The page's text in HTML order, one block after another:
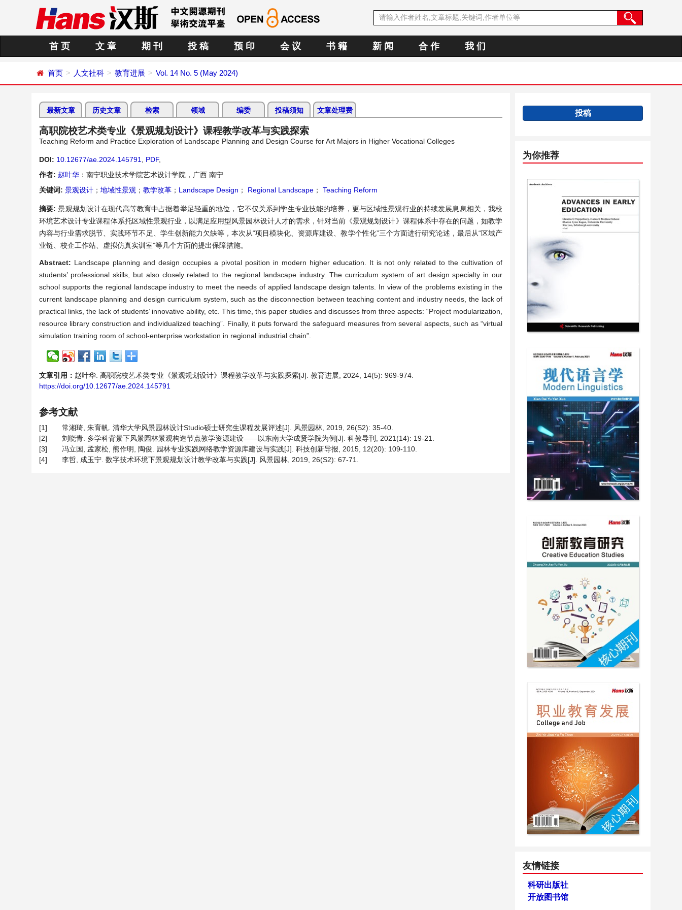
首 页 文 章 期 刊 投 稿 预 印 会 议 书 籍 新 闻 合 作 我 们
首页 人文社科 教育进展 Vol. 14 No. 5 (May 2024)
最新文章 历史文章 检索 领域 编委 投稿须知 文章处理费
高职院校艺术类专业《景观规划设计》课程教学改革与实践探索
Teaching Reform and Practice Exploration of Landscape Planning and Design Course for Art Majors in Higher Vocational Colleges
DOI: 10.12677/ae.2024.145791 PDF,
作者: 赵叶华 ：南宁职业技术学院艺术设计学院，广西 南宁
关键词: 景观设计 ； 地域性景观 ； 教学改革 ； Landscape Design ； Regional Landscape ； Teaching Reform
摘要:景观规划设计在现代高等教育中占据着举足轻重的地位，它不仅关系到学生专业技能的培养，更与区域性景观行业的持续发展息息相关，我校
环境艺术设计专业课程体系托区域性景观行业，以满足应用型风景园林设计人才的需求，针对当前《景观规划设计》课程体系中存在的问题，如教学
内容与行业需求脱节、实践环节不足、学生创新能力欠缺等，本次从“项目模块化、资源库建设、教学个性化”三个方面进行研究论述，最后从“区域产
业链、校企工作站、虚拟仿真实训室”等几个方面的提出保障措施。
Abstract: Landscape planning and design occupies a pivotal position in modern higher education. It is not only related to the cultivation of
students’ professional skills, but also closely related to the regional landscape industry. The curriculum system of art design specialty in our
school supports the regional landscape industry to meet the needs of applied landscape design talents. In view of the problems existing in the
current landscape planning and design curriculum system, such as the disconnection between teaching content and industry needs, the lack of
practical links, the lack of students’ innovative ability, etc. This time, this paper studies and discusses from three aspects: “Project modularization,
resource library construction and individualized teaching”. Finally, it puts forward the safeguard measures from several aspects, such as “virtual
simulation training room of school-enterprise workstation in regional industrial chain”.
文章引用： 赵叶华. 高职院校艺术类专业《景观规划设计》课程教学改革与实践探索[J]. 教育进展, 2024, 14(5): 969-974.
https://doi.org/10.12677/ae.2024.145791
参考文献
[1]
常湘琦, 朱育帆. 清华大学风景园林设计Studio硕士研究生课程发展评述[J]. 风景园林, 2019, 26(S2): 35-40.
[2]
刘晓青. 多学科背景下风景园林景观构造节点教学资源建设——以东南大学成贤学院为例[J]. 科教导刊, 2021(14): 19-21.
[3]
冯立国, 孟家松, 熊作明, 陶俊. 园林专业实践网络教学资源库建设与实践[J]. 科技创新导报, 2015, 12(20): 109-110.
[4]
李哲, 成玉宁. 数字技术环境下景观规划设计教学改革与实践[J]. 风景园林, 2019, 26(S2): 67-71.
投稿
为你推荐
友情链接
科研出版社
开放图书馆